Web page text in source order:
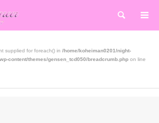
検索
supplied for foreach() in /home/koheiman0201/night-
content/themes/gensen_tcd050/breadcrumb.php on line